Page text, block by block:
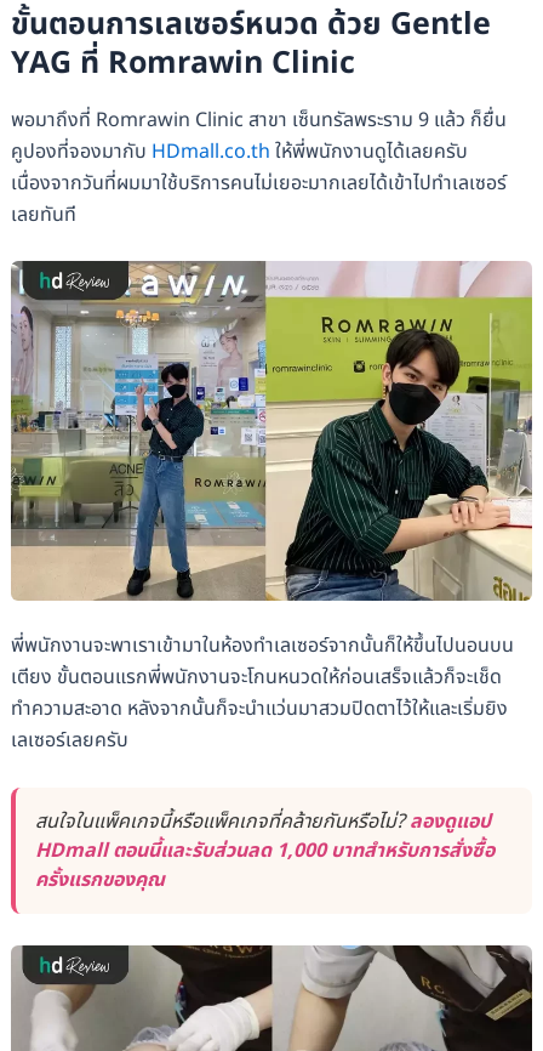
ขั้นตอนการเลเซอร์หนวด ด้วย Gentle
YAG ที่ Romrawin Clinic
พอมาถึงที่ Romrawin Clinic สาขา เซ็นทรัลพระราม 9 แล้ว ก็ยื่น
คูปองที่จองมากับ HDmall.co.th ให้พี่พนักงานดูได้เลยครับ
เนื่องจากวันที่ผมมาใช้บริการคนไม่เยอะมากเลยได้เข้าไปทำเลเซอร์
เลยทันที
พี่พนักงานจะพาเราเข้ามาในห้องทำเลเซอร์จากนั้นก็ให้ขึ้นไปนอนบน
เตียง ขั้นตอนแรกพี่พนักงานจะโกนหนวดให้ก่อนเสร็จแล้วก็จะเช็ด
ทำความสะอาด หลังจากนั้นก็จะนำแว่นมาสวมปิดตาไว้ให้และเริ่มยิง
เลเซอร์เลยครับ
สนใจในแพ็คเกจนี้หรือแพ็คเกจที่คล้ายกันหรือไม่?ลองดูแอป
HDmall ตอนนี้และรับส่วนลด 1,000 บาทสำหรับการสั่งซื้อ
ครั้งแรกของคุณ